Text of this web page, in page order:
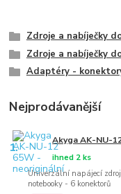
Zdroje a nabíječky
Zdroje a nabíječky
Adaptéry -
Nejprodávanější
1. Akyga AK-NU-
Univerzální napájecí
notebooky - 6 konektorů
ihned 2 ks